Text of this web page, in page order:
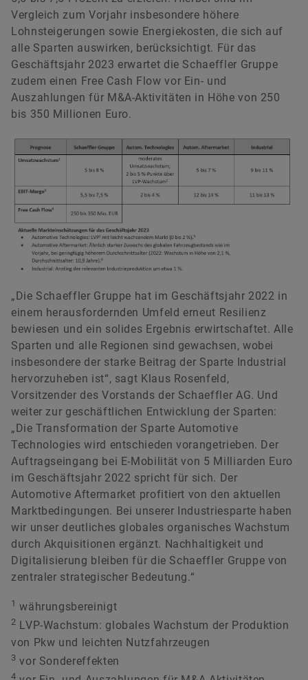
Vergleich zum Vorjahr insbesondere höhere
Lohnsteigerungen sowie Energiekosten, die sich auf
alle Sparten auswirken, berücksichtigt. Für das
Geschäftsjahr 2023 erwartet die Schaeffler Gruppe
zudem einen Free Cash Flow vor Ein- und
Auszahlungen für M&A-Aktivitäten in Höhe von 250
bis 350 Millionen Euro.
„Die Schaeffler Gruppe hat im Geschäftsjahr 2022 in
einem herausfordernden Umfeld erneut Resilienz
bewiesen und ein solides Ergebnis erwirtschaftet. Alle
Sparten und alle Regionen sind gewachsen, wobei
insbesondere der starke Beitrag der Sparte Industrial
hervorzuheben ist“, sagt Klaus Rosenfeld,
Vorsitzender des Vorstands der Schaeffler AG. Und
weiter zur geschäftlichen Entwicklung der Sparten:
„Die Transformation der Sparte Automotive
Technologies wird entschieden vorangetrieben. Der
Auftragseingang bei E-Mobilität von 5 Milliarden Euro
im Geschäftsjahr 2022 spricht für sich. Der
Automotive Aftermarket profitiert von den aktuellen
Marktbedingungen. Bei unserer Industriesparte haben
wir unser deutliches globales organisches Wachstum
durch Akquisitionen ergänzt. Nachhaltigkeit und
Digitalisierung bleiben für die Schaeffler Gruppe von
zentraler strategischer Bedeutung.“
1 währungsbereinigt
2 LVP-Wachstum: globales Wachstum der Produktion
von Pkw und leichten Nutzfahrzeugen
3 vor Sondereffekten
4